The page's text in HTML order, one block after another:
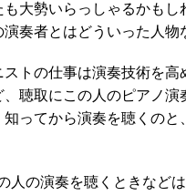
も大勢いらっしゃるかも
奏者とはどういった人物
トの仕事は演奏技術を
聴取にこの人のピアノ
ってから演奏を聴くの
人の演奏を聴くときなど